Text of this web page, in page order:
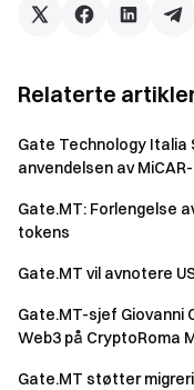
Relaterte
Gate Technology Italia
anvendelsen av
Gate.MT: Forlengelse
tokens
Gate.MT vil avnotere
Gate.MT-sjef Giovanni
Web3 på CryptoRoma
Gate.MT støtter